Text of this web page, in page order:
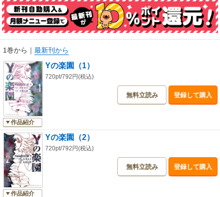
1巻から ｜ 最新刊から
作品紹介
Yの楽園（1）
720pt/792円(税込)
無料立読み 登録して購入
作品紹介
Yの楽園（2）
720pt/792円(税込)
無料立読み 登録して購入